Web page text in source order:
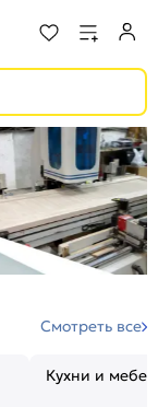
Смотреть все
Кухни и